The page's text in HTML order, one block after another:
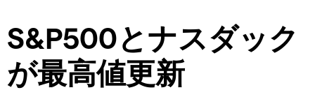
S&P500とナスダック
が最高値更新